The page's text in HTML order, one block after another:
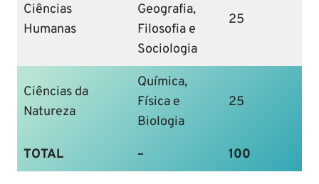
Ciências
Humanas
Geografia,
Filosofia e
Sociologia
25
Ciências da
Natureza
Química,
Física e
Biologia
25
TOTAL – 100